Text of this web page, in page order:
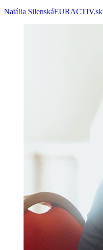
Natália SilenskáEURACTIV.sk